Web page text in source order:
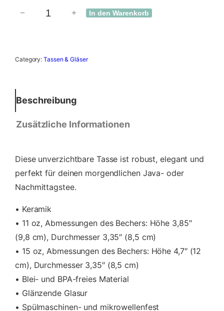
a
g
ä
e
n
d
s
s
e
e
n
g
− + In den Warenkorb
Category:Tassen & Gläser
Beschreibung
Zusätzliche Informationen
Diese unverzichtbare Tasse ist robust, elegant und
perfekt für deinen morgendlichen Java- oder
Nachmittagstee.
• Keramik
• 11 oz, Abmessungen des Bechers: Höhe 3,85″
(9,8 cm), Durchmesser 3,35″ (8,5 cm)
• 15 oz, Abmessungen des Bechers: Höhe 4,7″ (12
cm), Durchmesser 3,35″ (8,5 cm)
• Blei- und BPA-freies Material
• Glänzende Glasur
• Spülmaschinen- und mikrowellenfest